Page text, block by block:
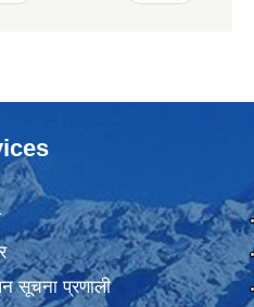
सूचना प्रणाली